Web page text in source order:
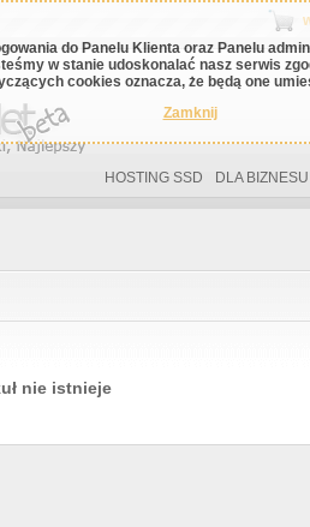
do Panelu Klienta oraz Panelu
w stanie udoskonalać nasz serwis
cookies oznacza, że będą one
Zamknij
HOSTING SSD DLA BIZNESU
nie istnieje